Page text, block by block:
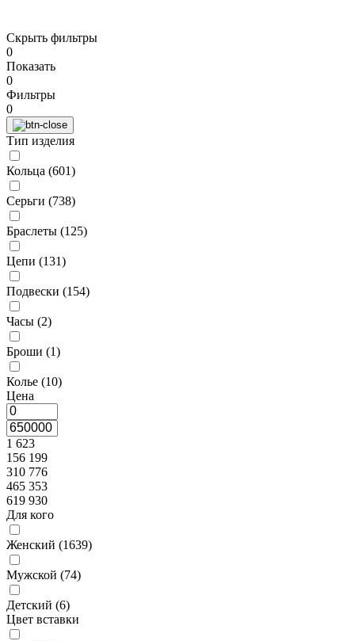
Скрыть фильтры
0
Показать
0
Фильтры
0
Тип изделия
Кольца (601)
Серьги (738)
Браслеты (125)
Цепи (131)
Подвески (154)
Часы (2)
Броши (1)
Колье (10)
Цена
1 623
156 199
310 776
465 353
619 930
Для кого
Женский (1639)
Мужской (74)
Детский (6)
Цвет вставки